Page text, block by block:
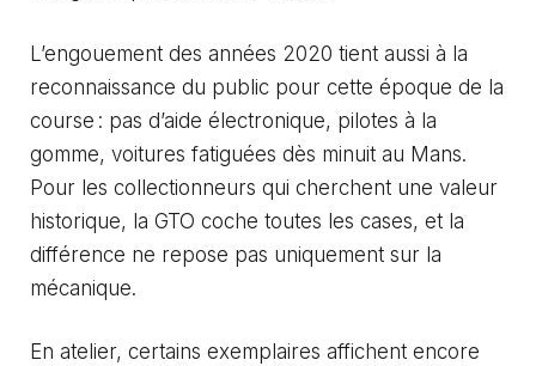
L’engouement des années 2020 tient aussi à la
reconnaissance du public pour cette époque de la
course : pas d’aide électronique, pilotes à la
gomme, voitures fatiguées dès minuit au Mans.
Pour les collectionneurs qui cherchent une valeur
historique, la GTO coche toutes les cases, et la
différence ne repose pas uniquement sur la
mécanique.
En atelier, certains exemplaires affichent encore